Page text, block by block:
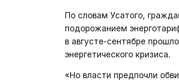
По словам Усатого,
подорожанием
в августе-сентябре
энергетического кризиса.
«Но власти предпочли